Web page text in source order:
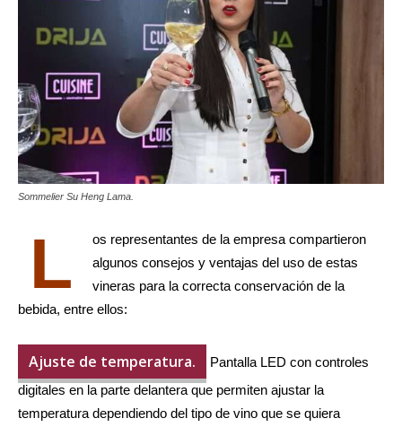
Sommelier Su Heng Lama.
L
os representantes de la empresa compartieron
algunos consejos y ventajas del uso de estas
vineras para la correcta conservación de la
bebida, entre ellos:
Ajuste de temperatura.
Pantalla LED con controles
digitales en la parte delantera que permiten ajustar la
temperatura dependiendo del tipo de vino que se quiera